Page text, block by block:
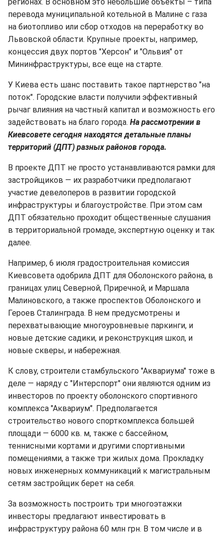
перевода муниципальной котельной в Малине с газа
на биотопливо или сбор отходов на переработку во
Львовской области. Крупные проекты, например,
концессия двух портов "Херсон" и "Ольвия" от
Мининфраструктуры, все еще на старте.
У Киева есть шанс поставить такое партнерство "на
поток". Городские власти получили эффективный
рычаг влияния на частный капитал и возможность его
задействовать на благо города. На рассмотрении в
Киевсовете сегодня находятся детальные планы
территорий (ДПТ) разных районов города.
В проекте ДПТ не просто устанавливаются рамки для
застройщиков — их разработчики предполагают
участие девелоперов в развитии городской
инфраструктуры и благоустройстве. При этом сам
ДПТ обязательно проходит общественные слушания
в территориальной громаде, экспертную оценку и так
далее.
Например, 6 июля градостроительная комиссия
Киевсовета одобрила ДПТ для Оболонского района, в
границах улиц Северной, Приречной, и Маршала
Малиновского, а также проспектов Оболонского и
Героев Сталинграда. В нем предусмотрены и
перехватывающие многоуровневые паркинги, и
новые детские садики, и реконструкция школ, и
новые скверы, и набережная.
К слову, строители стамбульского "Аквариума" тоже в
деле — наряду с "Интерспорт" они являются одним из
инвесторов по проекту оболонского спортивного
комплекса "Аквариум". Предполагается
строительство нового спорткомплекса большей
площади — 6000 кв. м, также с бассейном,
теннисными кортами и другими спортивными
помещениями, а также три жилых дома. Прокладку
новых инженерных коммуникаций к магистральным
сетям застройщик берет на себя.
За возможность построить три многоэтажки
инвесторы предлагают инвестировать в
инфраструктуру района 60 млн грн. В том числе и в